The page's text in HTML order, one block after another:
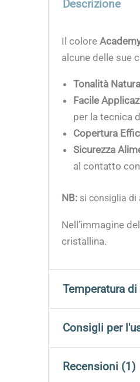
Descrizione
Il colore
alcune delle sue
Tonalità
Facile
per la tecnica
Copertura
Sicurezza
al contatto
NB: si consiglia di
Nell’immagine
cristallina.
Temperatura di
Per ottenere
Consigli per
Per ottenere i
Recensioni (1)